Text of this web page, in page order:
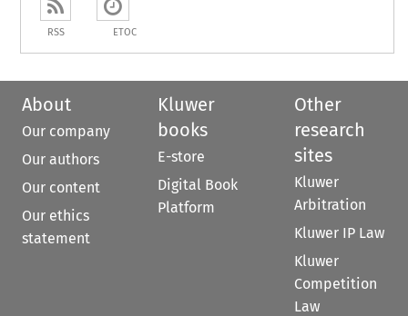
RSS ETOC
About
Our company
Our authors
Our content
Our ethics
statement
Kluwer
books
E-store
Digital Book
Platform
Other
research
sites
Kluwer
Arbitration
Kluwer IP Law
Kluwer
Competition
Law